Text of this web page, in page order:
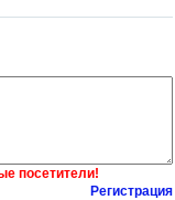
посетители!
Регистрация